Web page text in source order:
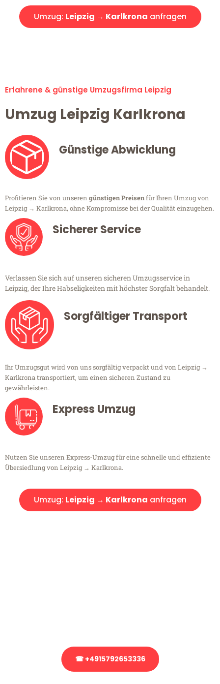
Umzug: Leipzig → Karlkrona anfragen
Erfahrene & günstige Umzugsfirma Leipzig
Umzug Leipzig Karlkrona
Günstige Abwicklung
Profitieren Sie von unseren günstigen Preisenfür Ihren Umzug von
Leipzig → Karlkrona, ohne Kompromisse bei der Qualität einzugehen.
Sicherer Service
Verlassen Sie sich auf unseren sicheren Umzugsservice in
Leipzig, der Ihre Habseligkeiten mit höchster Sorgfalt behandelt.
Sorgfältiger Transport
Ihr Umzugsgut wird von uns sorgfältig verpackt und von Leipzig →
Karlkrona transportiert, um einen sicheren Zustand zu
gewährleisten.
Express Umzug
Nutzen Sie unseren Express-Umzug für eine schnelle und effiziente
Übersiedlung von Leipzig → Karlkrona.
Umzug: Leipzig → Karlkrona anfragen
☎ +4915792653336